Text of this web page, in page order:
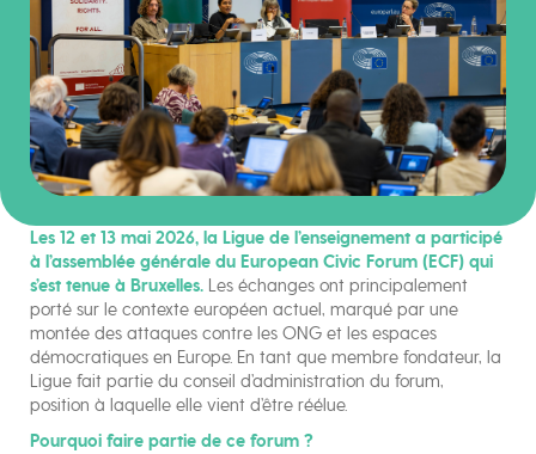
Les 12 et 13 mai 2026, la Ligue de l’enseignement a participé
à l’assemblée générale du European Civic Forum (ECF) qui
s’est tenue à Bruxelles. Les échanges ont principalement
porté sur le contexte européen actuel, marqué par une
montée des attaques contre les ONG et les espaces
démocratiques en Europe. En tant que membre fondateur, la
Ligue fait partie du conseil d’administration du forum,
position à laquelle elle vient d’être réélue.
Pourquoi faire partie de ce forum ?